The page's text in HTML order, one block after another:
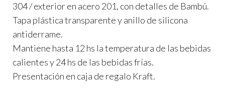
304 / exterior en acero 201, con detalles de Bambú.
Tapa plástica transparente y anillo de silicona
antiderrame.
Mantiene hasta 12 hs la temperatura de las bebidas
calientes y 24 hs de las bebidas frías.
Presentación en caja de regalo Kraft.